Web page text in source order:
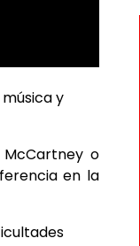
y
o
en la